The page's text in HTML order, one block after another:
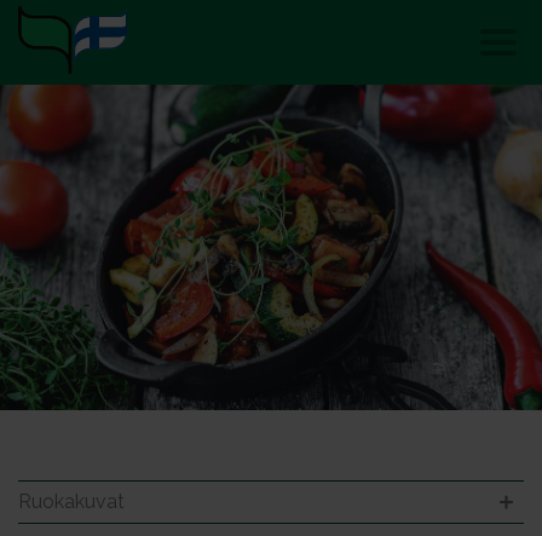
Ruokakuvat